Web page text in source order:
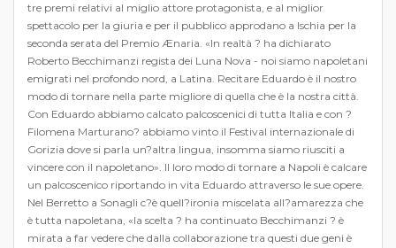
tre premi relativi al miglio attore protagonista, e al miglior
spettacolo per la giuria e per il pubblico approdano a Ischia per la
seconda serata del Premio Ænaria. «In realtà ? ha dichiarato
Roberto Becchimanzi regista dei Luna Nova - noi siamo napoletani
emigrati nel profondo nord, a Latina. Recitare Eduardo è il nostro
modo di tornare nella parte migliore di quella che è la nostra città.
Con Eduardo abbiamo calcato palcoscenici di tutta Italia e con ?
Filomena Marturano? abbiamo vinto il Festival internazionale di
Gorizia dove si parla un?altra lingua, insomma siamo riusciti a
vincere con il napoletano». Il loro modo di tornare a Napoli è calcare
un palcoscenico riportando in vita Eduardo attraverso le sue opere.
Nel Berretto a Sonagli c?è quell?ironia miscelata all?amarezza che
è tutta napoletana, «la scelta ? ha continuato Becchimanzi ? è
mirata a far vedere che dalla collaborazione tra questi due geni è